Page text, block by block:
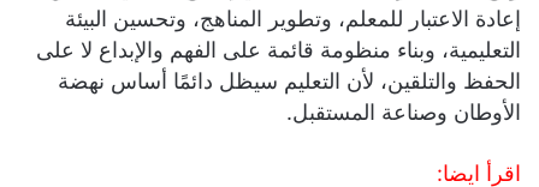
إعادة الاعتبار للمعلم، وتطوير المناهج، وتحسين البيئة
التعليمية، وبناء منظومة قائمة على الفهم والإبداع لا على
الحفظ والتلقين، لأن التعليم سيظل دائمًا أساس نهضة
الأوطان وصناعة المستقبل.
اقرأ ايضا: